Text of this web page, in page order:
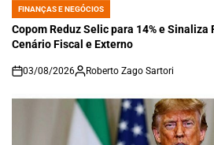
POSTED
IN
FINANÇAS E NEGÓCIOS
Copom Reduz Selic para 14% e
Cenário Fiscal e Externo
on
03/08/2026 Roberto Zago Sartori